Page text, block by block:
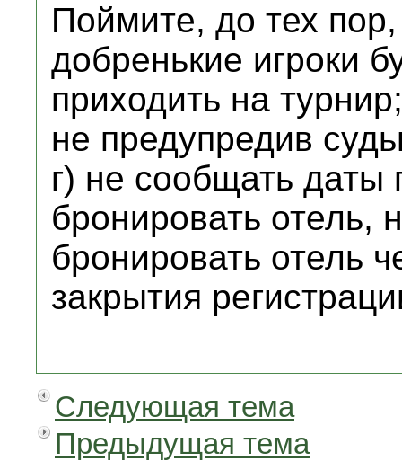
Поймите, до тех
добренькие игроки
приходить на
не предупредив
г) не сообщать даты
бронировать отель,
бронировать отель
закрытия
Следующая тема
Предыдущая тема